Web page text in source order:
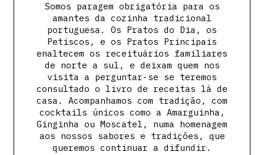
Somos paragem obrigatória para os
amantes da cozinha tradicional
portuguesa. Os Pratos do Dia, os
Petiscos, e os Pratos Principais
enaltecem os receituários familiares
de norte a sul, e deixam quem nos
visita a perguntar-se se teremos
consultado o livro de receitas lá de
casa. Acompanhamos com tradição, com
cocktails únicos como a Amarguinha,
Ginginha ou Moscatel, numa homenagem
aos nossos sabores e tradições, que
queremos continuar a difundir.